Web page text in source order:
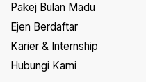
Pakej Bulan Madu
Ejen Berdaftar
Karier & Internship
Hubungi Kami